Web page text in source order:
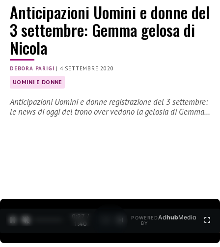
Anticipazioni Uomini e donne del
3 settembre: Gemma gelosa di
Nicola
DEBORA PARIGI | 4 SETTEMBRE 2020
UOMINI E DONNE
Anticipazioni Uomini e donne registrazione del 3 settembre:
le news di oggi del trono over vedono la gelosia di Gemma…
0:27 /
1:40
POWERED
BY
AdhubMedia